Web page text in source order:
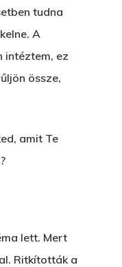
tudna
A
intéztem, ez
össze,
amit Te
lett. Mert
Ritkították a